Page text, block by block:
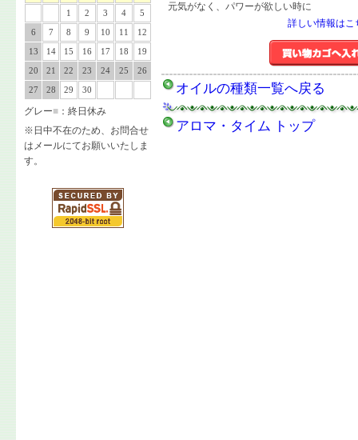
1
2 3 4
5
6
7 8 9 10 11
12
13
14 15 16 17 18
19
20
21 22 23 24 25
26
27
28 29 30
グレー■ ：終日休み
※日中不在のため、お問合せ
はメールにてお願いいたしま
す。
元気がなく、パワーが欲しい時に
詳しい情報はこ
オイルの種類一覧へ戻る
アロマ・タイム トップ